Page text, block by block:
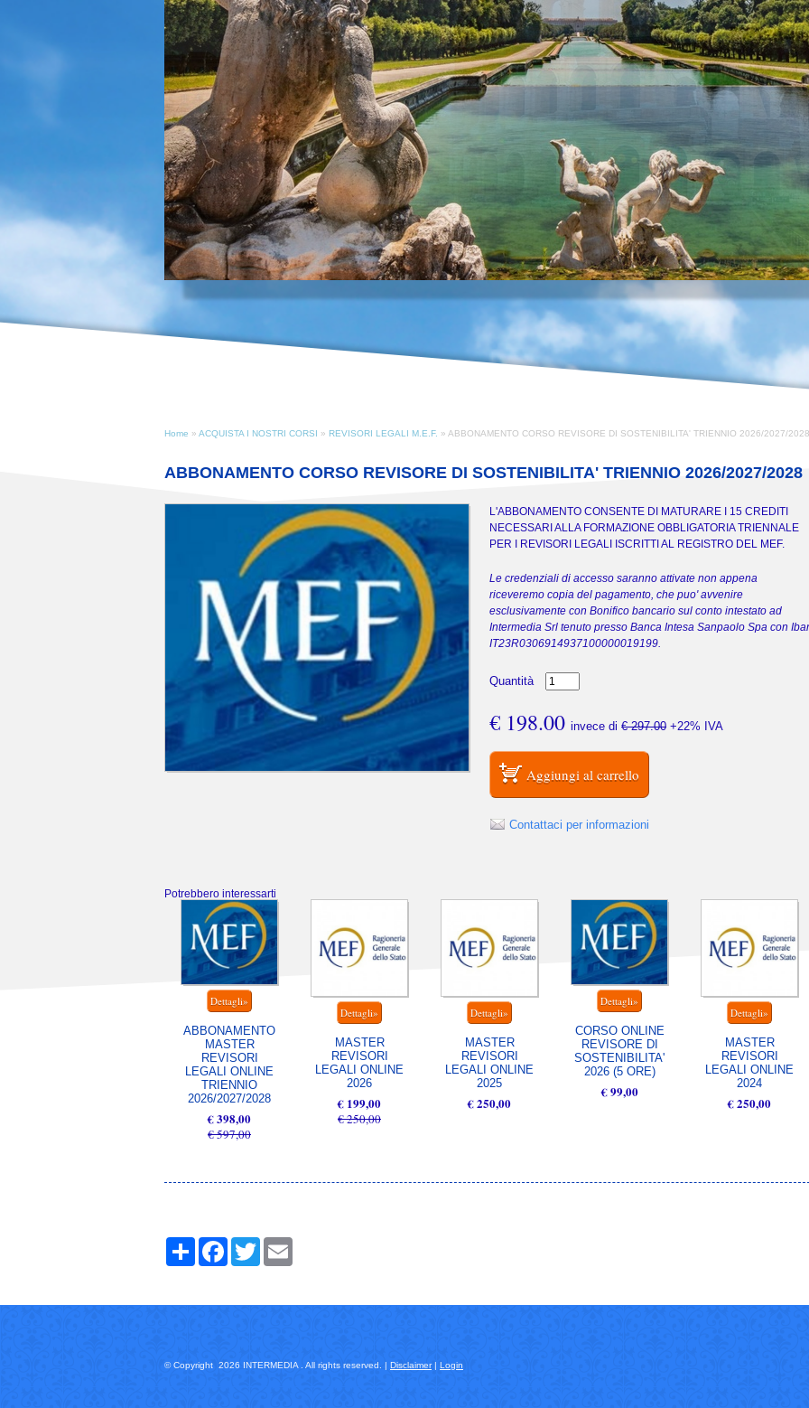
Home » ACQUISTA I NOSTRI CORSI » REVISORI LEGALI M.E.F. » ABBONAMENTO CORSO REVISORE DI SOSTENIBILITA' TRIENNIO 2026/2027/2028
ABBONAMENTO CORSO REVISORE DI SOSTENIBILITA' TRIENNIO 2026/2027/2028
L'ABBONAMENTO CONSENTE DI MATURARE I 15 CREDITI
NECESSARI ALLA FORMAZIONE OBBLIGATORIA TRIENNALE
PER I REVISORI LEGALI ISCRITTI AL REGISTRO DEL MEF.
Le credenziali di accesso saranno attivate non appena
riceveremo copia del pagamento, che puo' avvenire
esclusivamente con Bonifico bancario sul conto intestato ad
Intermedia Srl tenuto presso Banca Intesa Sanpaolo Spa con
IT23R0306914937100000019199.
Quantità
€ 198.00 invece di € 297.00 +22% IVA
Contattaci per informazioni
Potrebbero interessarti
ABBONAMENTO
MASTER
REVISORI
LEGALI ONLINE
TRIENNIO
2026/2027/2028
€ 398,00
€ 597,00
MASTER
REVISORI
LEGALI ONLINE
2026
€ 199,00
€ 250,00
MASTER
REVISORI
LEGALI ONLINE
2025
€ 250,00
CORSO ONLINE
REVISORE DI
SOSTENIBILITA'
2026 (5 ORE)
€ 99,00
MASTER
REVISORI
LEGALI ONLINE
2024
€ 250,00
Share FacebookTwitter
© Copyright 2026 INTERMEDIA . All rights reserved. | Disclaimer| Login